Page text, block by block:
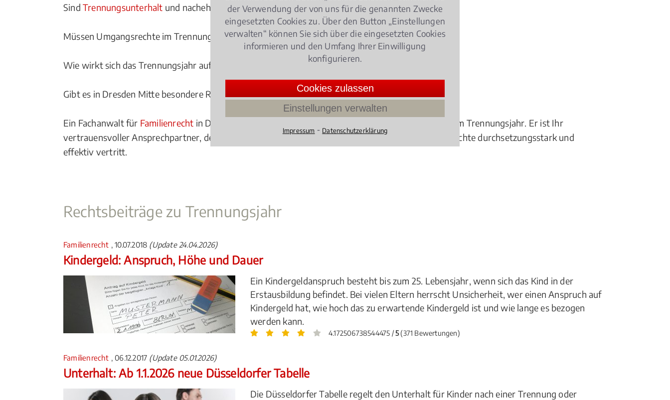
Sind Trennungsunterhalt und nachehelicherUnterhaltgleich hoch?
Müssen Umgangsrechte im Trennungsjahr geregelt werden?
Wie wirkt sich das Trennungsjahr auf die Einkommenssteuer aus?
Gibt es in Dresden Mitte besondere Regelungen im Hinblick auf das Trennungsjahr zu beachten?
Ein Fachanwalt für Familienrecht in Dresden Mitte beschäftigt täglich mit Fragen und Problemen zum Trennungsjahr. Er ist Ihr
vertrauensvoller Ansprechpartner, der Sie kompetent über Ihre Rechtsposition aufklärt und Ihre Rechte durchsetzungsstark und
effektiv vertritt.
Rechtsbeiträge zu Trennungsjahr
Familienrecht , 10.07.2018 (Update 24.04.2026)
Kindergeld: Anspruch, Höhe und Dauer
Ein Kindergeldanspruch besteht bis zum 25. Lebensjahr, wenn sich das Kind in der
Erstausbildung befindet. Bei vielen Eltern herrscht Unsicherheit, wer einen Anspruch auf
Kindergeld hat, wie hoch das zu erwartende Kindergeld ist und wie lange es bezogen
werden kann.
4.172506738544475 /5(371 Bewertungen)
Familienrecht , 06.12.2017 (Update 05.01.2026)
Unterhalt: Ab 1.1.2026 neue Düsseldorfer Tabelle
Die Düsseldorfer Tabelle regelt den Unterhalt für Kinder nach einer Trennung oder
der Verwendung der von uns für die genannten Zwecke
eingesetzten Cookies zu. Über den Button „Einstellungen
verwalten“ können Sie sich über die eingesetzten Cookies
informieren und den Umfang Ihrer Einwilligung
konfigurieren.
Cookies zulassen
Einstellungen verwalten
Impressum ⁃ Datenschutzerklärung